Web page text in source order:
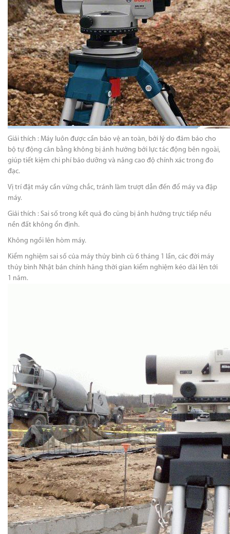
Giải thích : Máy luôn được cần bảo vệ an toàn, bởi lý do đảm bảo cho
bộ tự động cân bằng không bị ảnh hưởng bởi lực tác động bên ngoài,
giúp tiết kiệm chi phí bảo dưỡng và nâng cao độ chính xác trong đo
đạc.
Vị trí đặt máy cần vững chắc, tránh làm trượt dẫn đến đổ máy va đập
máy.
Giải thích : Sai số trong kết quả đo cũng bị ảnh hưởng trực tiếp nếu
nền đất không ổn định.
Không ngồi lên hòm máy.
Kiểm nghiệm sai số của máy thủy bình cũ 6 tháng 1 lần, các đời máy
thủy bình Nhật bản chính hãng thời gian kiểm nghiệm kéo dài lên tới
1 năm.